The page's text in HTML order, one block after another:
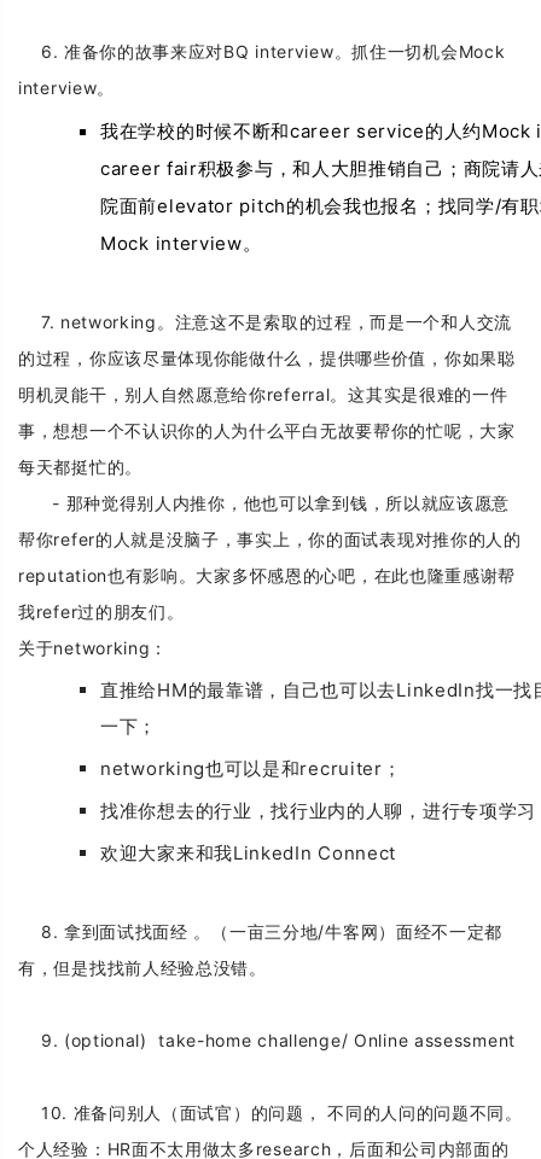
6. 准备你的故事来应对BQ interview。抓住一切机会Mock
interview。
我在学校的时候不断和career service的人约Mock
career fair积极参与，和人大胆推销自己；商院请
院面前elevator pitch的机会我也报名；找同学/有
Mock interview。
7. networking。 注意这不是索取的过程，而是一个和人交流
的过程，你应该尽量体现你能做什么，提供哪些价值，你如果聪
明机灵能干，别人自然愿意给你referral。这其实是很难的一件
事，想想一个不认识你的人为什么平白无故要帮你的忙呢，大家
每天都挺忙的。
- 那种觉得别人内推你，他也可以拿到钱，所以就应该愿意
帮你refer的人就是没脑子，事实上，你的面试表现对推你的人的
reputation也有影响。大家多怀感恩的心吧，在此也隆重感谢帮
我refer过的朋友们️。
关于networking：
直推给HM的最靠谱，自己也可以去LinkedIn找一找
一下；
networking也可以是和recruiter；
找准你想去的行业，找行业内的人聊，进行专项学习
欢迎大家来和我LinkedIn Connect
8. 拿到面试找面经 。
（一亩三分地/牛客网）面经不一定都
有，但是找找前人经验总没错。
9. (optional) take-home challenge/ Online assessment
10. 准备问别人（面试官）的问题， 不同的人问的问题不同。
个人经验：HR面不太用做太多research，后面和公司内部面的